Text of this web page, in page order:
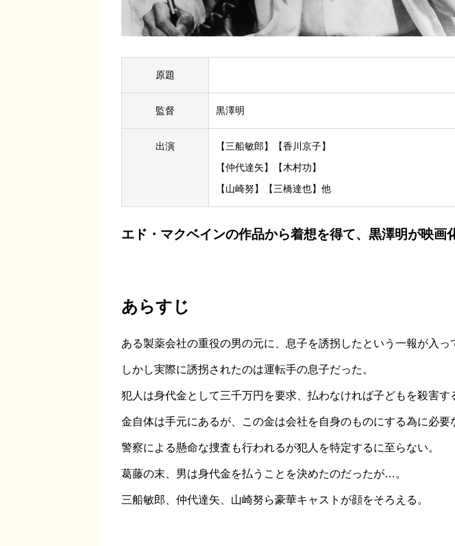
原題
監督 黒澤明
出演
【三船敏郎】【香川京子】
【仲代達矢】【木村功】
【山崎努】【三橋達也】他
エド・マクベインの作品から着想を得て、黒澤明が映画
あらすじ
ある製薬会社の重役の男の元に、息子を誘拐したという一報が入っ
しかし実際に誘拐されたのは運転手の息子だった。
犯人は身代金として三千万円を要求、払わなければ子どもを殺害す
金自体は手元にあるが、この金は会社を自身のものにする為に必要
警察による懸命な捜査も行われるが犯人を特定するに至らない。
葛藤の末、男は身代金を払うことを決めたのだったが…。
三船敏郎、仲代達矢、山崎努ら豪華キャストが顔をそろえる。